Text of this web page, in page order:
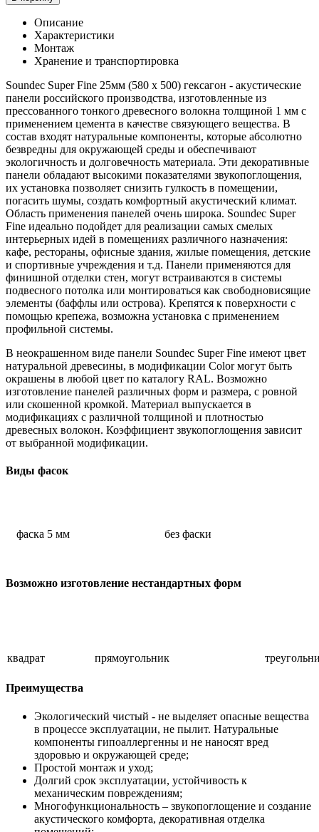
Описание
Характеристики
Монтаж
Хранение и транспортировка
Soundec Super Fine 25мм (580 x 500) гексагон - акустические
панели российского производства, изготовленные из
прессованного тонкого древесного волокна толщиной 1 мм с
применением цемента в качестве связующего вещества. В
состав входят натуральные компоненты, которые абсолютно
безвредны для окружающей среды и обеспечивают
экологичность и долговечность материала. Эти декоративные
панели обладают высокими показателями звукопоглощения,
их установка позволяет снизить гулкость в помещении,
погасить шумы, создать комфортный акустический климат.
Область применения панелей очень широка. Soundec Super
Fine идеально подойдет для реализации самых смелых
интерьерных идей в помещениях различного назначения:
кафе, рестораны, офисные здания, жилые помещения, детские
и спортивные учреждения и т.д. Панели применяются для
финишной отделки стен, могут встраиваются в системы
подвесного потолка или монтироваться как свободновисящие
элементы (баффлы или острова). Крепятся к поверхности с
помощью крепежа, возможна установка с применением
профильной системы.
В неокрашенном виде панели Soundec Super Fine имеют цвет
натуральной древесины, в модификации Color могут быть
окрашены в любой цвет по каталогу RAL. Возможно
изготовление панелей различных форм и размера, с ровной
или скошенной кромкой. Материал выпускается в
модификациях с различной толщиной и плотностью
древесных волокон. Коэффициент звукопоглощения зависит
от выбранной модификации.
Виды фасок
фаска 5 мм без фаски
Возможно изготовление нестандартных форм
квадрат прямоугольник
Преимущества
Экологический чистый - не выделяет опасные вещества
в процессе эксплуатации, не пылит. Натуральные
компоненты гипоаллергенны и не наносят вред
здоровью и окружающей среде;
Простой монтаж и уход;
Долгий срок эксплуатации, устойчивость к
механическим повреждениям;
Многофункциональность – звукопоглощение и создание
акустического комфорта, декоративная отделка